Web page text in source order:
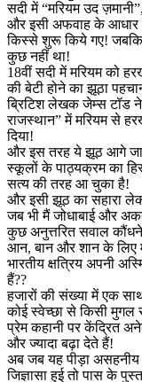
सदी में “मरियम उद
और इसी अफवाह के आधार
किस्से शुरू किये गए! जबकि
कुछ नहीं था!
18वीं सदी में मरियम को
की बेटी होने का झूठा
ब्रिटिश लेखक जेम्स टॉड
राजस्थान” में मरियम से
दिया!
और इस तरह ये झूठ आगे
स्कूलों के पाठ्यक्रम का
सत्य की तरह आ चुका है!
और इसी झूठ का सहारा
जब भी मैं जोधाबाई और
कुछ अनुत्तरित सवाल
आन, बान और शान के लिए
भारतीय क्षत्रिय अपनी
हैं??
हजारों की संख्या में एक
कोई स्वेच्छा से किसी मुगल
प्रेम कहानी पर केंद्रित
और ज्यादा बढ़ा देते हैं!
अब जब यह पीड़ा असहनीय
जिज्ञासा हुई तो पास के